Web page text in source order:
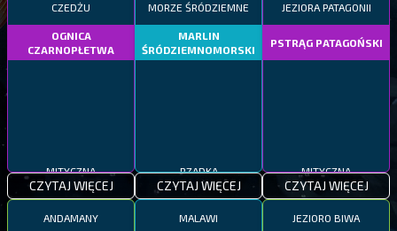
CZEDŻU
OGNICA
CZARNOPŁETWA
MITYCZNA
CZYTAJ WIĘCEJ
MORZE ŚRÓDZIEMNE
MARLIN
ŚRÓDZIEMNOMORSKI
RZADKA
CZYTAJ WIĘCEJ
JEZIORA PATAGONII
PSTRĄG PATAGOŃSKI
MITYCZNA
CZYTAJ WIĘCEJ
ANDAMANY MALAWI JEZIORO BIWA